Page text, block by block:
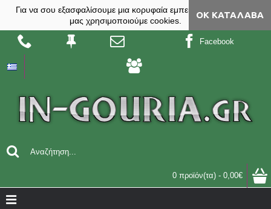
Για να σου εξασφαλίσουμε μια κορυφαία εμπειρία, στο site
μας χρησιμοποιούμε cookies.
ΟΚ ΚΑΤΆΛΑΒΑ
Facebook
0 προϊόν(τα) - 0,00€